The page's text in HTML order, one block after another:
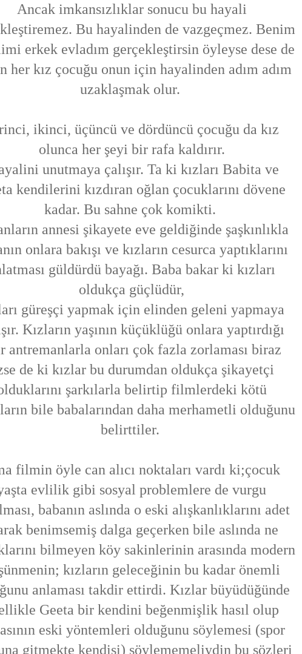
Ancak imkansızlıklar sonucu bu hayali
Bu hayalinden de vazgeçmez. Benim
erkek evladım gerçekleştirsin öyleyse dese de
her kız çocuğu onun için hayalinden adım adım
uzaklaşmak olur.
ikinci, üçüncü ve dördüncü çocuğu da kız
olunca her şeyi bir rafa kaldırır.
unutmaya çalışır. Ta ki kızları Babita ve
kendilerini kızdıran oğlan çocuklarını dövene
kadar. Bu sahne çok komikti.
annesi şikayete eve geldiğinde şaşkınlıkla
onlara bakışı ve kızların cesurca yaptıklarını
güldürdü bayağı. Baba bakar ki kızları
oldukça güçlüdür,
güreşçi yapmak için elinden geleni yapmaya
Kızların yaşının küçüklüğü onlara yaptırdığı
antremanlarla onları çok fazla zorlaması biraz
de ki kızlar bu durumdan oldukça şikayetçi
şarkılarla belirtip filmlerdeki kötü
bile babalarından daha merhametli olduğunu
belirttiler.
filmin öyle can alıcı noktaları vardı ki;çocuk
evlilik gibi sosyal problemlere de vurgu
babanın aslında o eski alışkanlıklarını adet
benimsemiş dalga geçerken bile aslında ne
bilmeyen köy sakinlerinin arasında modern
kızların geleceğinin bu kadar önemli
anlaması takdir ettirdi. Kızlar büyüdüğünde
Geeta bir kendini beğenmişlik hasıl olup
eski yöntemleri olduğunu söylemesi (spor
gitmekte kendisi) söylememeliydin bu sözleri